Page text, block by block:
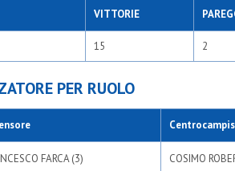
VITTORIE
15 2
PER RUOLO
FARCA (3) COSIMO